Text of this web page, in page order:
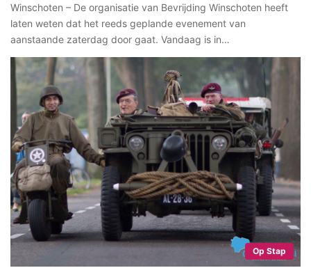
Winschoten – De organisatie van Bevrijding Winschoten heeft
laten weten dat het reeds geplande evenement van
aanstaande zaterdag door gaat. Vandaag is in…
Op Stap